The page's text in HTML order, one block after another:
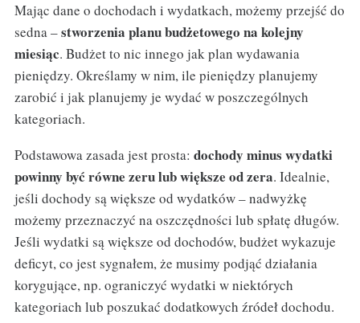
Mając dane o dochodach i wydatkach, możemy przejść do
sedna –stworzenia planu budżetowego na kolejny
miesiąc. Budżet to nic innego jak plan wydawania
pieniędzy. Określamy w nim, ile pieniędzy planujemy
zarobić i jak planujemy je wydać w poszczególnych
kategoriach.
Podstawowa zasada jest prosta: dochody minus wydatki
powinny być równe zeru lub większe od zera. Idealnie,
jeśli dochody są większe od wydatków – nadwyżkę
możemy przeznaczyć na oszczędności lub spłatę długów.
Jeśli wydatki są większe od dochodów, budżet wykazuje
deficyt, co jest sygnałem, że musimy podjąć działania
korygujące, np. ograniczyć wydatki w niektórych
kategoriach lub poszukać dodatkowych źródeł dochodu.